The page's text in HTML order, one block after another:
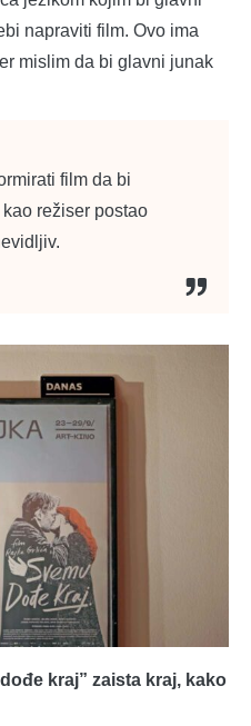
napraviti film. Ovo ima
mislim da bi glavni junak
film da bi
režiser postao
kraj” zaista kraj, kako